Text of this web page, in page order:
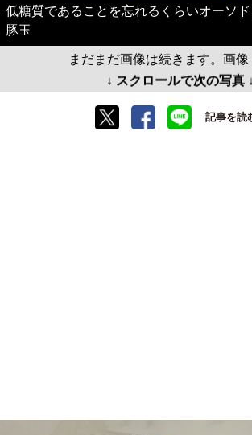
低糖質であることを忘れるくらいオーソ
豚玉
まだまだ画像は続きます。画像
↓ スクロールで次の写真 ↓
記事を読